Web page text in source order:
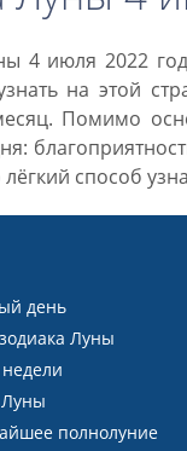
4 июля 2022
на этой
Помимо
лёгкий способ
день
Луны
полнолуние